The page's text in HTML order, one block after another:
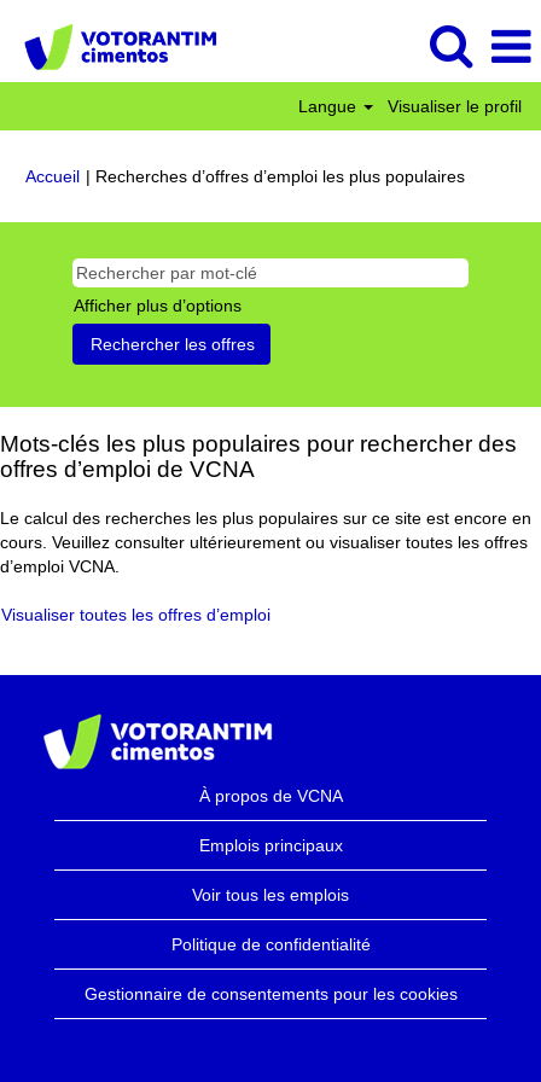
Langue Visualiser le profil
Accueil | Recherches d’offres d’emploi les plus populaires(page
Afficher plus d’options
Mots-clés les plus populaires pour rechercher des
offres d’emploi de VCNA
Le calcul des recherches les plus populaires sur ce site est encore en
cours. Veuillez consulter ultérieurement ou visualiser toutes les offres
d’emploi VCNA.
Visualiser toutes les offres d’emploi
À propos de VCNA
Emplois principaux
Voir tous les emplois
Politique de confidentialité
Gestionnaire de consentements pour les cookies